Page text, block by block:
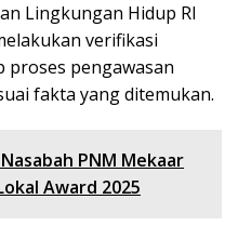
Lingkungan Hidup RI
verifikasi
proses pengawasan
fakta yang ditemukan.
PNM Mekaar
Award 2025